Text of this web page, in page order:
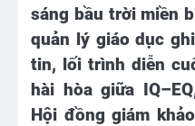
sáng bầu trời miền
quản lý giáo dục
tin, lối trình diễn
hài hòa giữa
Hội đồng giám